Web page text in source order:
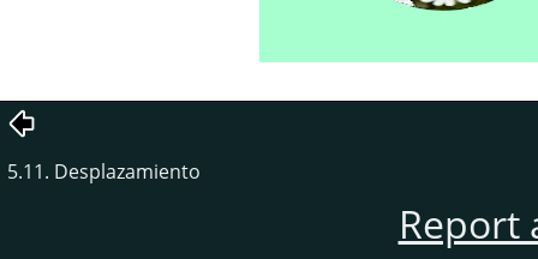
5.11. Desplazamiento
Report